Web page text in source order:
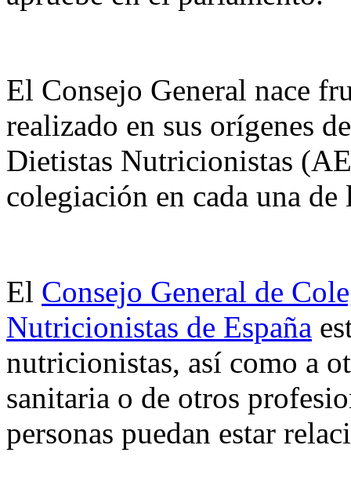
El Consejo General nace
realizado en sus orígenes
Dietistas Nutricionistas
colegiación en cada una
El Consejo General de
Nutricionistas de España
nutricionistas, así como a
sanitaria o de otros
personas puedan estar